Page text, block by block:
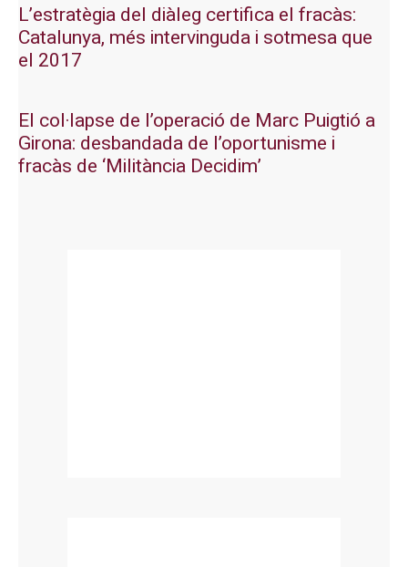
L’estratègia del diàleg certifica el fracàs:
Catalunya, més intervinguda i sotmesa que
el 2017
El col·lapse de l’operació de Marc Puigtió a
Girona: desbandada de l’oportunisme i
fracàs de ‘Militància Decidim’